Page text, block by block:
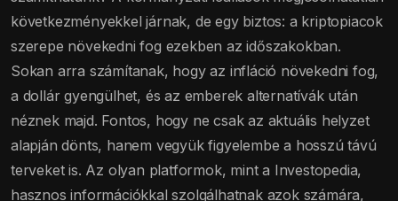
következményekkel járnak, de egy biztos: a kriptopiacok
szerepe növekedni fog ezekben az időszakokban.
Sokan arra számítanak, hogy az infláció növekedni fog,
a dollár gyengülhet, és az emberek alternatívák után
néznek majd. Fontos, hogy ne csak az aktuális helyzet
alapján dönts, hanem vegyük figyelembe a hosszú távú
terveket is. Az olyan platformok, mint a Investopedia,
hasznos információkkal szolgálhatnak azok számára,